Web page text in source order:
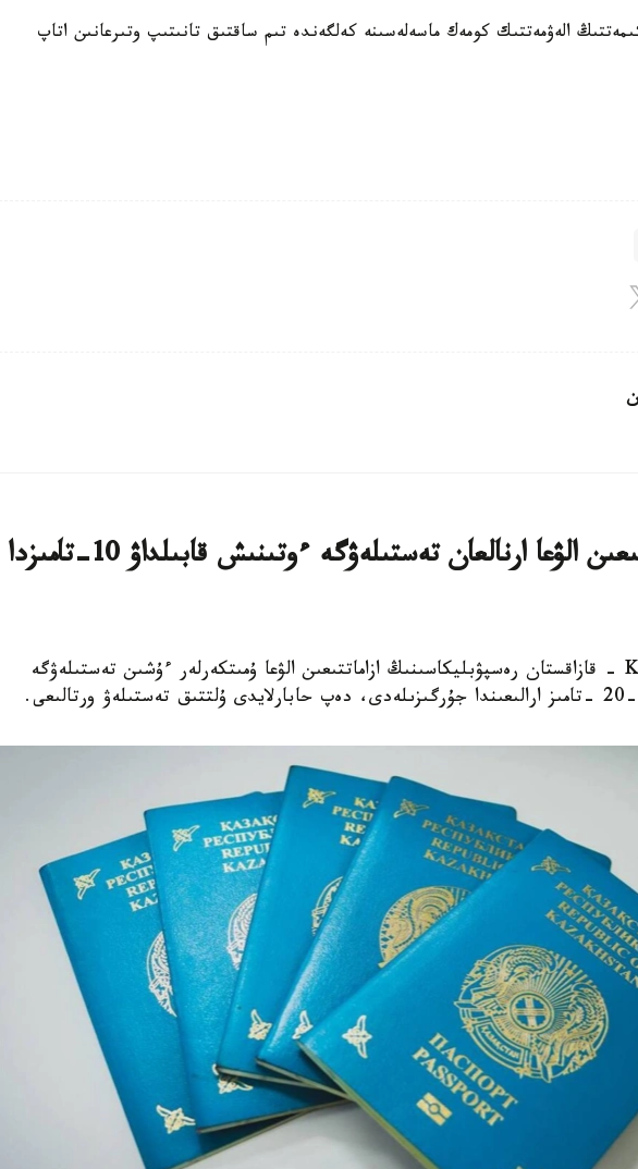
الەۋمەتتىك كومەك ماسەلەسىنە كەلگەندە تىم ساقتىق تانىتىپ وتىرعانىن اتاپ
قازاقستان ازاماتتىعىن الۋعا ارنالعان تەستىلەۋگە ءوتىنىش قابىلداۋ 10-تامىزدا
استانا. KAZINFORM - قازاقستان رەسپۋبليكاسىنىڭ ازاماتتىعىن الۋعا ۇمىتكەرلەر ءۇشىن تەستىلەۋگە